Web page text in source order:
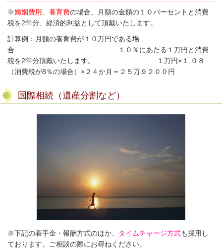
※婚姻費用、養育費の場合、月額の金額の１０パーセントと消費
税を2年分、経済的利益として頂戴いたします。
計算例：月額の養育費が１０万円である場
合
１０％にあたる１万円と消費
税を2年分頂戴いたします。 １万円×１.０８
（消費税が8％の場合）×２４か月＝２５万９２００円
国際相続（遺産分割など）
※下記の着手金・報酬方式のほか、 タイムチャージ方式も採用し
ております。ご相談の際にお尋ねください。